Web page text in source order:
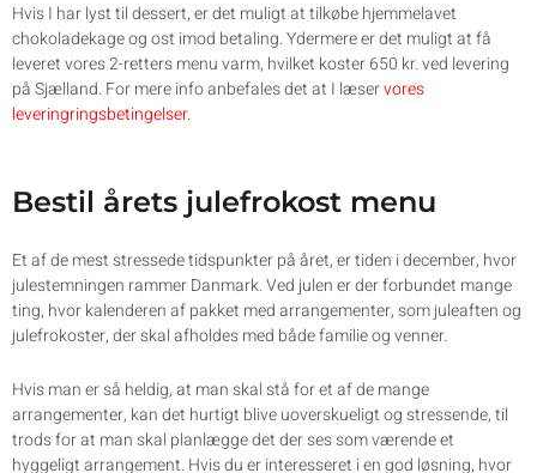
Hvis I har lyst til dessert, er det muligt at tilkøbe hjemmelavet
chokoladekage og ost imod betaling. Ydermere er det muligt at få
leveret vores 2-retters menu varm, hvilket koster 650 kr. ved levering
på Sjælland. For mere info anbefales det at I læservores
leveringringsbetingelser.
Bestil årets julefrokost menu
Et af de mest stressede tidspunkter på året, er tiden i december, hvor
julestemningen rammer Danmark. Ved julen er der forbundet mange
ting, hvor kalenderen af pakket med arrangementer, som juleaften og
julefrokoster, der skal afholdes med både familie og venner.
Hvis man er så heldig, at man skal stå for et af de mange
arrangementer, kan det hurtigt blive uoverskueligt og stressende, til
trods for at man skal planlægge det der ses som værende et
hyggeligt arrangement. Hvis du er interesseret i en god løsning, hvor